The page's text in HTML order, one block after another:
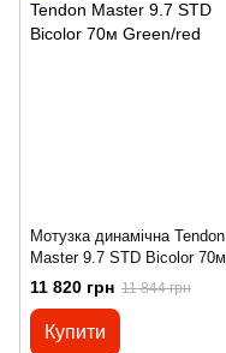
Мотузка динамічна Tendon
Master 9.7 STD Bicolor 70м
Green/red
11 820 грн 11 844 грн
Купити